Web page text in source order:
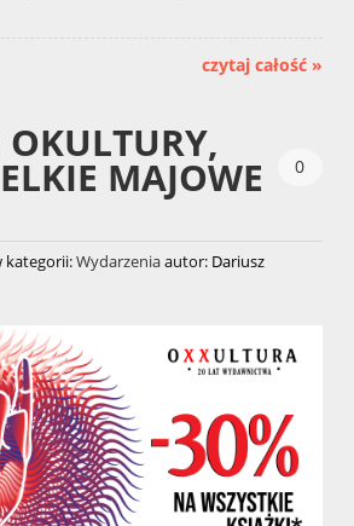
czytaj całość »
OKULTURY,
MAJOWE 0
kategorii:Wydarzeniaautor: Dariusz